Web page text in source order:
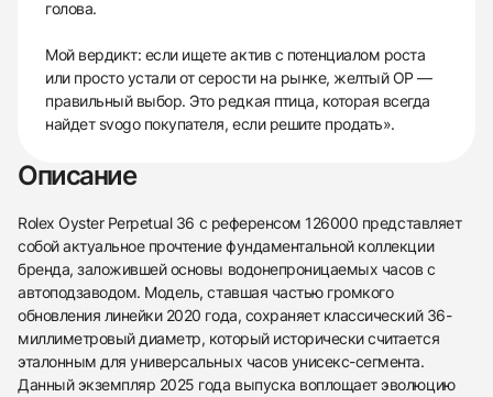
голова.
Мой вердикт: если ищете актив с потенциалом роста
или просто устали от серости на рынке, желтый OP —
правильный выбор. Это редкая птица, которая всегда
найдет svogо покупателя, если решите продать».
Описание
Rolex Oyster Perpetual 36 с референсом 126000 представляет
собой актуальное прочтение фундаментальной коллекции
бренда, заложившей основы водонепроницаемых часов с
автоподзаводом. Модель, ставшая частью громкого
обновления линейки 2020 года, сохраняет классический 36-
миллиметровый диаметр, который исторически считается
эталонным для универсальных часов унисекс-сегмента.
Данный экземпляр 2025 года выпуска воплощает эволюцию